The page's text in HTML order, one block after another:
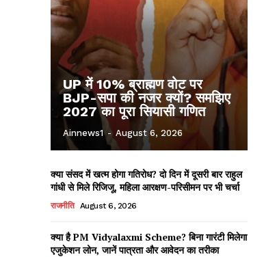
UP में 10% ब्राह्मण वोट पर
BJP-सपा की नजर क्यों? समझिए
2027 का पूरा सियासी गणित
Ainnews1 - August 6, 2026
क्या संसद में खत्म होगा गतिरोध? दो दिन में दूसरी बार राहुल
गांधी से मिले रिजिजू, महिला आरक्षण-परिसीमन पर भी चर्चा
राजनीति August 6, 2026
क्या है PM Vidyalaxmi Scheme? बिना गारंटी मिलेगा
एजुकेशन लोन, जानें पात्रता और आवेदन का तरीका